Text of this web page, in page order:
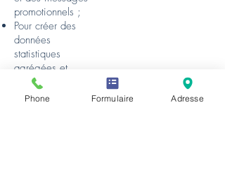
promotionnels ;
Pour créer des
données
statistiques
agrégées et
d'autres
informations non
Phone Formulaire Adresse